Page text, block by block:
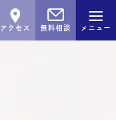
メニュー
無料相談
アクセス